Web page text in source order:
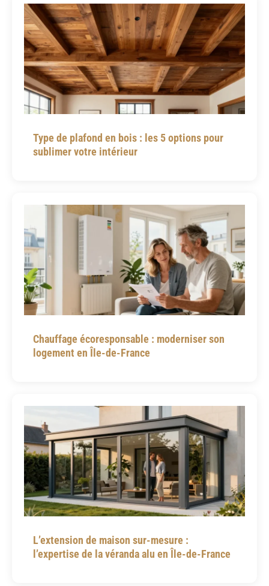
Type de plafond en bois : les 5 options pour
sublimer votre intérieur
Chauffage écoresponsable : moderniser son
logement en Île-de-France
L’extension de maison sur-mesure :
l’expertise de la véranda alu en Île-de-France